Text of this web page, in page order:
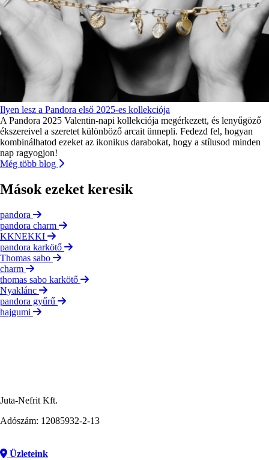
Ilyen lesz a Pandora első 2025-es kollekciója
A Pandora 2025 Valentin-napi kollekciója megérkezett, és lenyűgöző
ékszereivel a szeretet különböző arcait ünnepli. Fedezd fel, hogyan
kombinálhatod ezeket az ikonikus darabokat, hogy a stílusod minden
nap ragyogjon!
Még több blog
Mások ezeket keresik
pandora
pandora charm
KKNEKKI
pandora karkötő
Thomas sabo
charm
thomas sabo karkötő
Nyaklánc
pandora gyűrű
hajgumi
Juta-Nefrit Kft.
Adószám: 12085932-2-13
Üzleteink